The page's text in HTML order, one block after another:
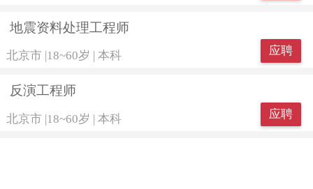
地震资料处理工程师
北京市 18~60岁 本科 应聘
反演工程师
北京市 |18~60岁 | 本科 应聘